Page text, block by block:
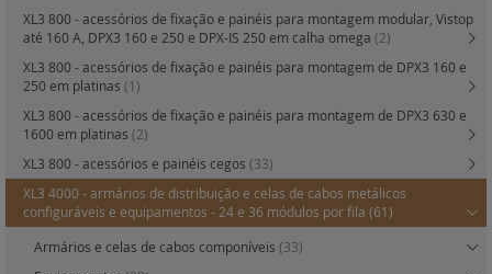
XL3 800 - acessórios de fixação e painéis para montagem modular, Vistop
até 160 A, DPX3 160 e 250 e DPX-IS 250 em calha omega (2)
XL3 800 - acessórios de fixação e painéis para montagem de DPX3 160 e
250 em platinas (1)
XL3 800 - acessórios de fixação e painéis para montagem de DPX3 630 e
1600 em platinas (2)
XL3 800 - acessórios e painéis cegos (33)
XL3 4000 - armários de distribuição e celas de cabos metálicos
configuráveis e equipamentos - 24 e 36 módulos por fila (61)
Armários e celas de cabos componíveis (33)